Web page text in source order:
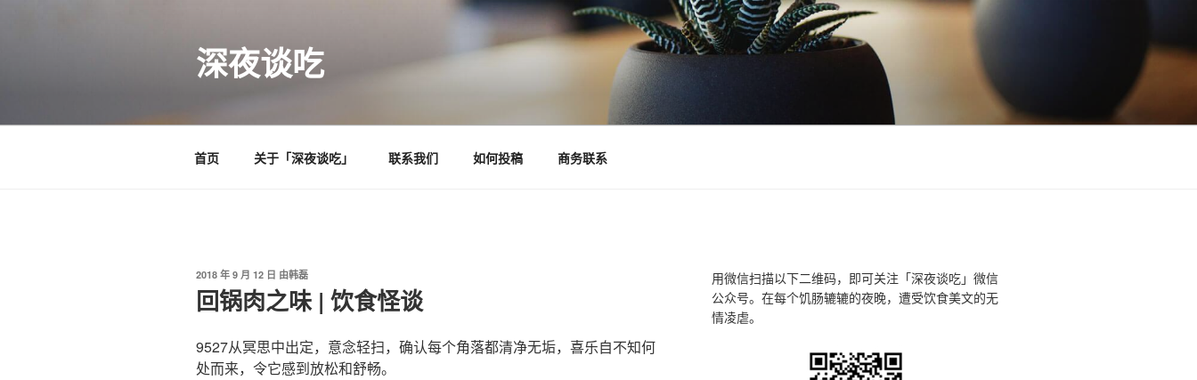
深夜谈吃
首页 关于「深夜谈吃」 联系我们 如何投稿 商务联系
发
布
于
2018 年 9 月 12 日 由韩磊
回锅肉之味 | 饮食怪谈
9527从冥思中出定，意念轻扫，确认每个角落都清净无垢，喜乐自不知何
处而来，令它感到放松和舒畅。
用微信扫描以下二维码，即可关注「深夜谈吃」微信
公众号。在每个饥肠辘辘的夜晚，遭受饮食美文的无
情凌虐。